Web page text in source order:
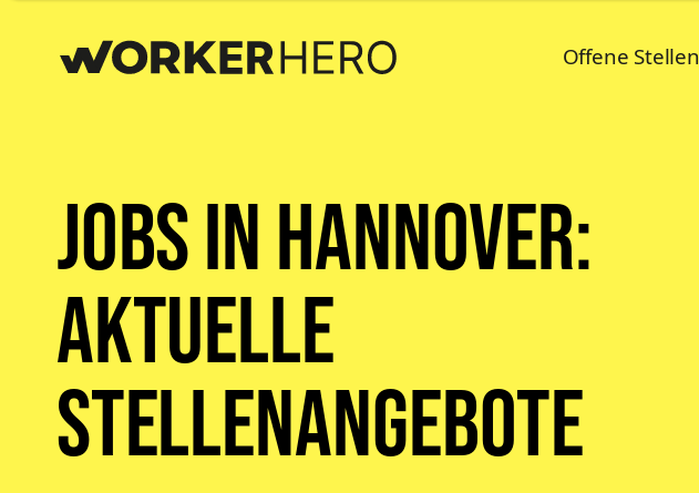
Offene Stellen
Jobs in Hannover:
aktuelle
Stellenangebote